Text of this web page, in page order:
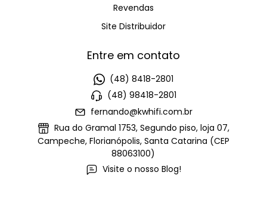
Revendas
Site Distribuidor
Entre em contato
(48) 8418-2801
(48) 98418-2801
fernando@kwhifi.com.br
Rua do Gramal 1753, Segundo piso, loja 07,
Campeche, Florianópolis, Santa Catarina (CEP
88063100)
Visite o nosso Blog!